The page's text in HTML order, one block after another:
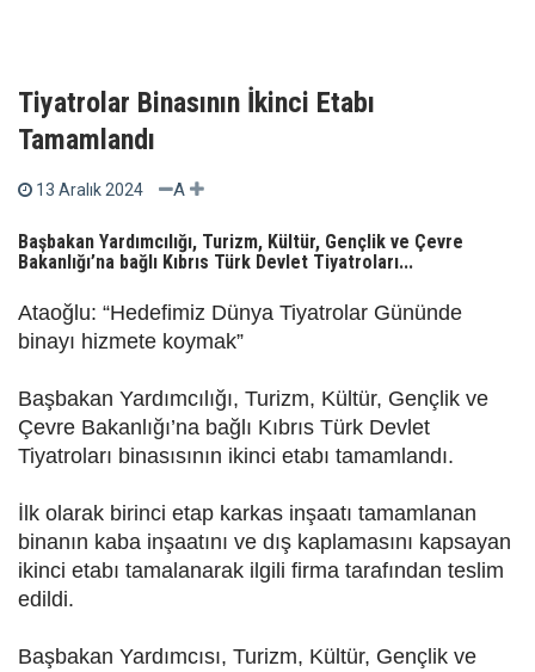
Tiyatrolar Binasının İkinci Etabı
Tamamlandı
13 Aralık 2024 A
Başbakan Yardımcılığı, Turizm, Kültür, Gençlik ve Çevre
Bakanlığı’na bağlı Kıbrıs Türk Devlet Tiyatroları...
Ataoğlu: “Hedefimiz Dünya Tiyatrolar Gününde
binayı hizmete koymak”
Başbakan Yardımcılığı, Turizm, Kültür, Gençlik ve
Çevre Bakanlığı’na bağlı Kıbrıs Türk Devlet
Tiyatroları binasısının ikinci etabı tamamlandı.
İlk olarak birinci etap karkas inşaatı tamamlanan
binanın kaba inşaatını ve dış kaplamasını kapsayan
ikinci etabı tamalanarak ilgili firma tarafından teslim
edildi.
Başbakan Yardımcısı, Turizm, Kültür, Gençlik ve